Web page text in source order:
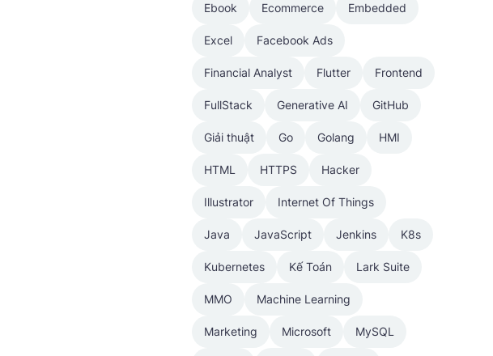
Ebook Ecommerce Embedded
Excel Facebook Ads
Financial Analyst Flutter Frontend
FullStack Generative AI GitHub
Giải thuật Go Golang HMI
HTML HTTPS Hacker
Illustrator Internet Of Things
Java JavaScript Jenkins K8s
Kubernetes Kế Toán Lark Suite
MMO Machine Learning
Marketing Microsoft MySQL